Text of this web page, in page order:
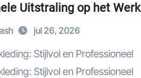
Uitstraling op het Werk
jul 26, 2026
Stijlvol en Professioneel